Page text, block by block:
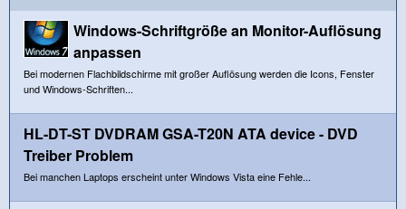
Windows-Schriftgröße an Monitor-Auflösung
anpassen
Bei modernen Flachbildschirme mit großer Auflösung werden die Icons, Fenster
und Windows-Schriften...
HL-DT-ST DVDRAM GSA-T20N ATA device - DVD
Treiber Problem
Bei manchen Laptops erscheint unter Windows Vista eine Fehle...